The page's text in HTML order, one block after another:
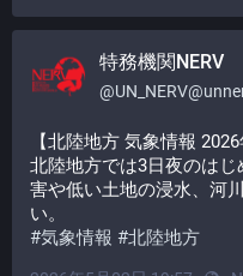
特務機関NERV
@
【北陸地方 気象情報
北陸地方では3日夜のは
害や低い土地の浸水、河
い。
#気象情報 #北陸地方